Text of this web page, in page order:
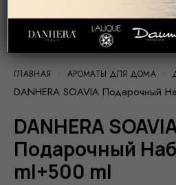
ГЛАВНАЯ АРОМАТЫ ДЛЯ ДОМА
DANHERA SOAVIA Подарочный
DANHERA SOAVIA
Подарочный
ml+500 ml